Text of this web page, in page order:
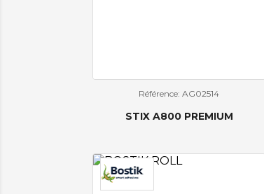
Référence: AG02514
STIX A800 PREMIUM